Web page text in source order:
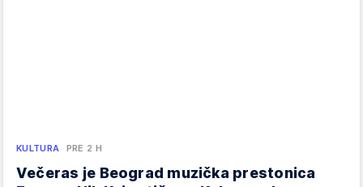
KULTURA PRE 2 H
Večeras je Beograd muzička prestonica